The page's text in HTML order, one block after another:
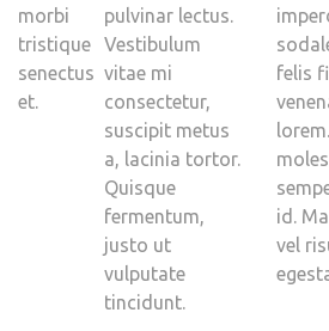
morbi
tristique
senectus
et.
pulvinar lectus.
Vestibulum
vitae mi
consectetur,
suscipit metus
a, lacinia tortor.
Quisque
fermentum,
justo ut
vulputate
tincidunt.
felis
id.
vel